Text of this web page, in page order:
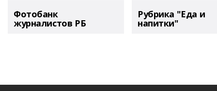
Фотобанк
журналистов РБ
Рубрика "Еда и
напитки"